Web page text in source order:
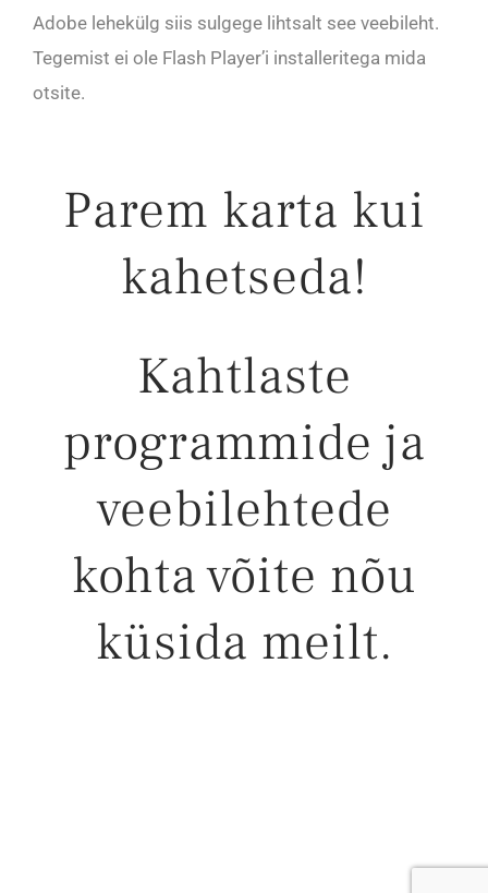
Adobe lehekülg siis sulgege lihtsalt see veebileht.
Tegemist ei ole Flash Player’i installeritega mida
otsite.
Parem karta kui
kahetseda!
Kahtlaste
programmide ja
veebilehtede
kohta võite nõu
küsida meilt.